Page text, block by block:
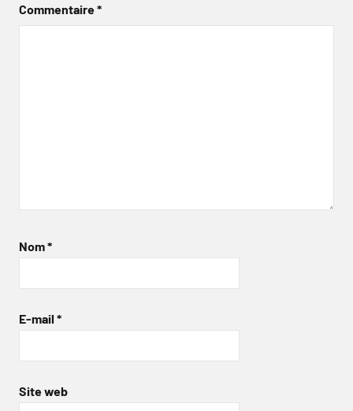
Commentaire*
Nom*
E-mail *
Site web